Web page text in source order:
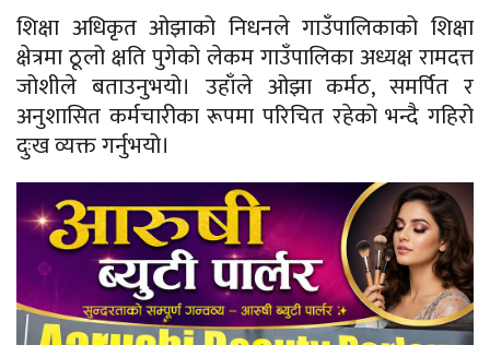
शिक्षा अधिकृत ओझाको निधनले गाउँपालिकाको शिक्षा
क्षेत्रमा ठूलो क्षति पुगेको लेकम गाउँपालिका अध्यक्ष रामदत्त
जोशीले बताउनुभयो। उहाँले ओझा कर्मठ, समर्पित र
अनुशासित कर्मचारीका रूपमा परिचित रहेको भन्दै गहिरो
दुःख व्यक्त गर्नुभयो।